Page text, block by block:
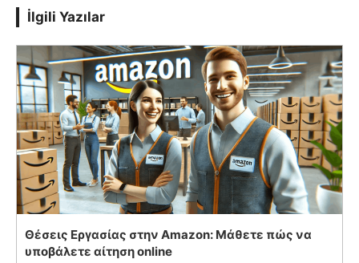
İlgili Yazılar
Θέσεις Εργασίας στην Amazon: Μάθετε πώς να
υποβάλετε αίτηση online